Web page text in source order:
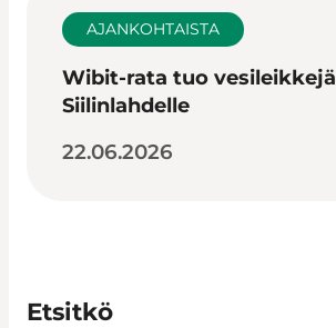
AJANKOHTAISTA
Wibit-rata tuo vesileikkejä
Siilinlahdelle
22.06.2026
Etsitkö